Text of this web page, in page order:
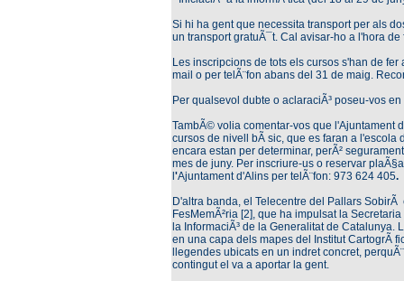
Si hi ha gent que necessita transport per als
un transport gratuÃ¯t. Cal avisar-ho a l'hora de
Les inscripcions de tots els cursos s'han de
mail o per telÃ¨fon abans del 31 de maig.
Per qualsevol dubte o aclaraciÃ³ poseu-vos
TambÃ© volia comentar-vos que l'Ajuntament
cursos de nivell bÃ sic, que es faran a l'escola
encara estan per determinar, perÃ²
mes de juny. Per inscriure-us o reservar
l'Ajuntament d'Alins per telÃ¨fon: 973 624 405.
D'altra banda, el Telecentre del Pallars
FesMemÃ²ria [2], que ha impulsat la
la InformaciÃ³ de la Generalitat de Catalunya.
en una capa dels mapes del Institut CartogrÃ
llegendes ubicats en un indret concret,
contingut el va a aportar la gent.